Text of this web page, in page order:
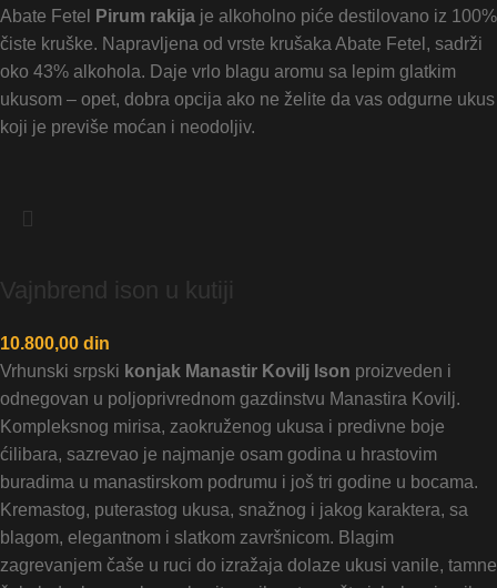
Abate Fetel
Pirum rakija je alkoholno piće destilovano iz 100%
čiste kruške. Napravljena od vrste krušaka Abate Fetel, sadrži
oko 43% alkohola. Daje vrlo blagu aromu sa lepim glatkim
ukusom – opet, dobra opcija ako ne želite da vas odgurne ukus
koji je previše moćan i neodoljiv.
Vajnbrend ison u kutiji
10.800,00 din
Vrhunski srpski konjak Manastir Kovilj Ison proizveden i
odnegovan u poljoprivrednom gazdinstvu Manastira Kovilj.
Kompleksnog mirisa, zaokruženog ukusa i predivne boje
ćilibara, sazrevao je najmanje osam godina u hrastovim
buradima u manastirskom podrumu i još tri godine u bocama.
Kremastog, puterastog ukusa, snažnog i jakog karaktera, sa
blagom, elegantnom i slatkom završnicom. Blagim
zagrevanjem čaše u ruci do izražaja dolaze ukusi vanile, tamne